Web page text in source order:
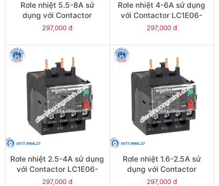
Rơle nhiệt 5.5-8A sử
dụng với Contactor
LC1E09-E38 - Model
297,000 đ
Rơle nhiệt 4-6A sử dụng
với Contactor LC1E06-
E38 - Model LRE10
297,000 đ
Rơle nhiệt 2.5-4A sử dụng
với Contactor LC1E06-
E38 - Model LRE08
297,000 đ
Rơle nhiệt 1.6-2.5A sử
dụng với Contactor
LC1E06-E38 - Model
297,000 đ